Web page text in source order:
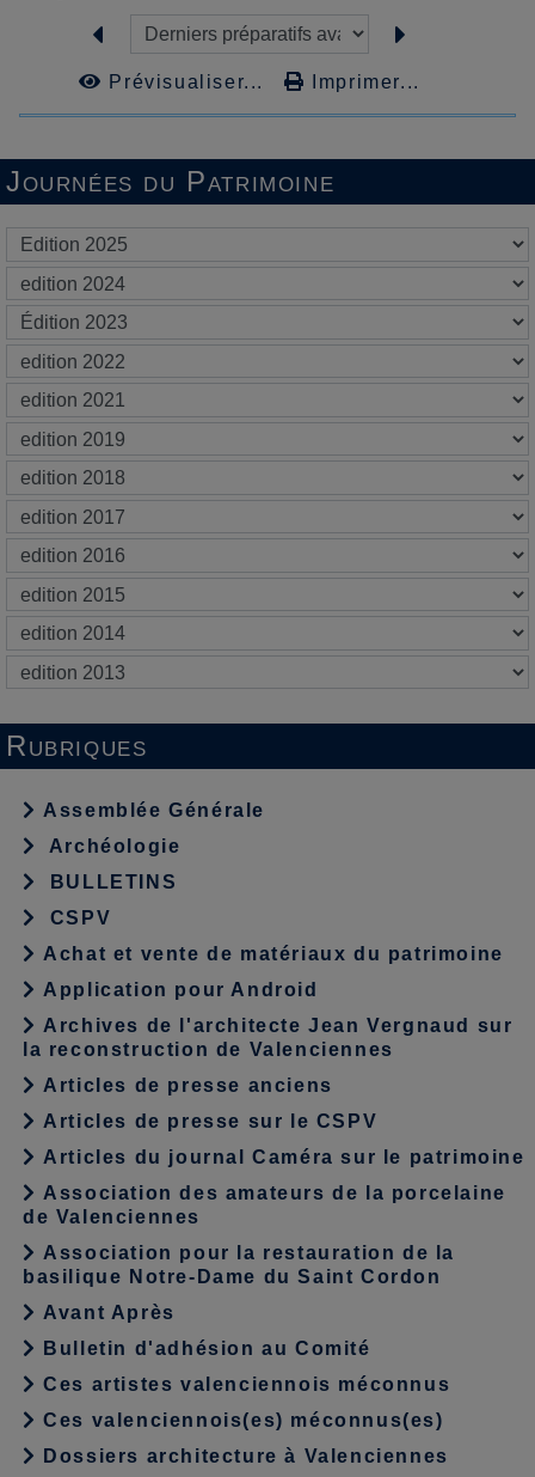
Journées du Patrimoine
Rubriques
Assemblée Générale
Archéologie
BULLETINS
CSPV
Achat et vente de matériaux du patrimoine
Application pour Android
Archives de l'architecte Jean Vergnaud sur
la reconstruction de Valenciennes
Articles de presse anciens
Articles de presse sur le CSPV
Articles du journal Caméra sur le patrimoine
Association des amateurs de la porcelaine
de Valenciennes
Association pour la restauration de la
basilique Notre-Dame du Saint Cordon
Avant Après
Bulletin d'adhésion au Comité
Ces artistes valenciennois méconnus
Ces valenciennois(es) méconnus(es)
Dossiers architecture à Valenciennes
Prévisualiser... Imprimer...